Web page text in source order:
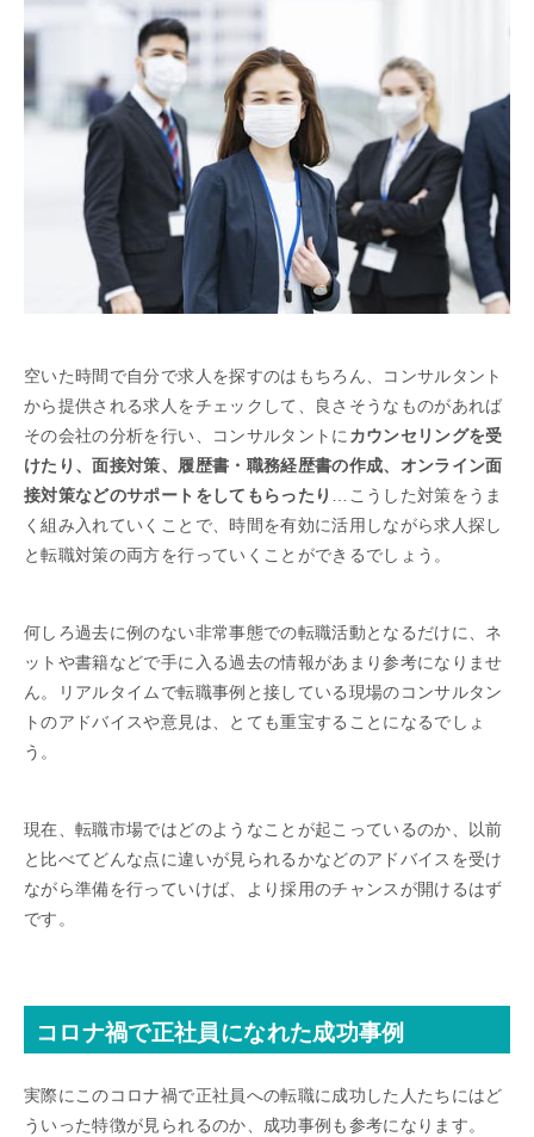
空いた時間で自分で求人を探すのはもちろん、コンサルタント
から提供される求人をチェックして、良さそうなものがあれば
その会社の分析を行い、コンサルタントにカウンセリングを受
けたり、面接対策、履歴書・職務経歴書の作成、オンライン面
接対策などのサポートをしてもらったり …こうした対策をうま
く組み入れていくことで、時間を有効に活用しながら求人探し
と転職対策の両方を行っていくことができるでしょう。
何しろ過去に例のない非常事態での転職活動となるだけに、ネ
ットや書籍などで手に入る過去の情報があまり参考になりませ
ん。リアルタイムで転職事例と接している現場のコンサルタン
トのアドバイスや意見は、とても重宝することになるでしょ
う。
現在、転職市場ではどのようなことが起こっているのか、以前
と比べてどんな点に違いが見られるかなどのアドバイスを受け
ながら準備を行っていけば、より採用のチャンスが開けるはず
です。
コロナ禍で正社員になれた成功事例
実際にこのコロナ禍で正社員への転職に成功した人たちにはど
ういった特徴が見られるのか、成功事例も参考になります。